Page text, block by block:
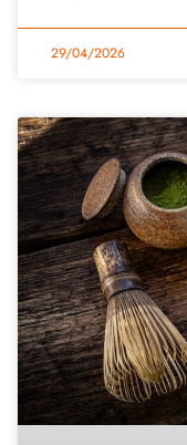
29/04/2026